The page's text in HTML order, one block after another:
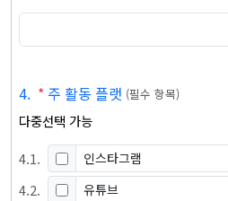
4. * 주 활동 플랫 (필수 항목)
다중선택 가능
4.1. 인스타그램
4.2. 유튜브